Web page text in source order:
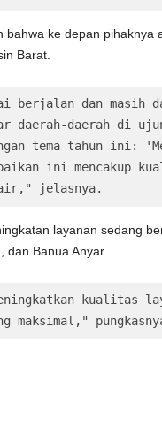
bahwa ke depan pihaknya
Barat.
berjalan dan masih
daerah-daerah di
tema tahun ini:
ini mencakup
jelasnya.
layanan sedang
dan Banua Anyar.
kualitas
maksimal,"